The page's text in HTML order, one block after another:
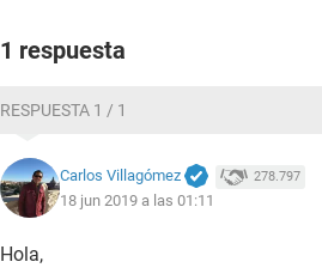
1 respuesta
RESPUESTA 1 / 1
Carlos Villagómez 278.797
18 jun 2019 a las 01:11
Hola,